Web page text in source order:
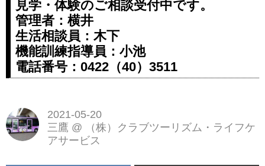
見学・体験のご相談受付中です。
管理者：横井
生活相談員：木下
機能訓練指導員：小池
電話番号：0422（40）3511
2021-05-20
三鷹 @
（株）クラブツーリズム・ライフケ
アサービス